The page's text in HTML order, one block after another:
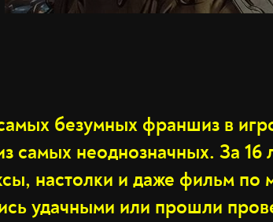
безумных франшиз в
самых неоднозначных. За 16
настолки и даже фильм по
удачными или прошли